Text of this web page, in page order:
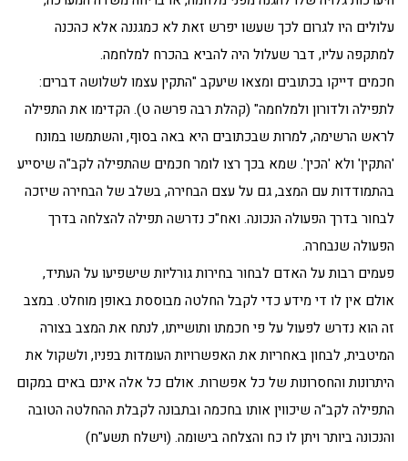
עלולים היו לגרום לכך שעשו יפרש זאת לא כמגננה אלא כהכנה
למתקפה עליו, דבר שעלול היה להביא בהכרח למלחמה.
חכמים דייקו בכתובים ומצאו שיעקב "התקין עצמו לשלושה דברים:
לתפילה ולדורון ולמלחמה" (קהלת רבה פרשה ט). הקדימו את התפילה
לראש הרשימה, למרות שבכתובים היא באה בסוף, והשתמשו במונח
'התקין' ולא 'הכין'. שמא בכך רצו לומר חכמים שהתפילה לקב"ה שיסייע
בהתמודדות עם המצב, גם על עצם הבחירה, בשלב של הבחירה שיזכה
לבחור בדרך הפעולה הנכונה. ואח"כ נדרשה תפילה להצלחה בדרך
הפעולה שנבחרה.
פעמים רבות על האדם לבחור בחירות גורליות שישפיעו על העתיד,
אולם אין לו די מידע כדי לקבל החלטה מבוססת באופן מוחלט. במצב
זה הוא נדרש לפעול על פי חכמתו ותושייתו, לנתח את המצב בצורה
המיטבית, לבחון באחריות את האפשרויות העומדות בפניו, ולשקול את
היתרונות והחסרונות של כל אפשרות. אולם כל אלה אינם באים במקום
התפילה לקב"ה שיכווין אותו בחכמה ובתבונה לקבלת ההחלטה הטובה
והנכונה ביותר ויתן לו כח והצלחה בישומה. (וישלח תשע"ח)